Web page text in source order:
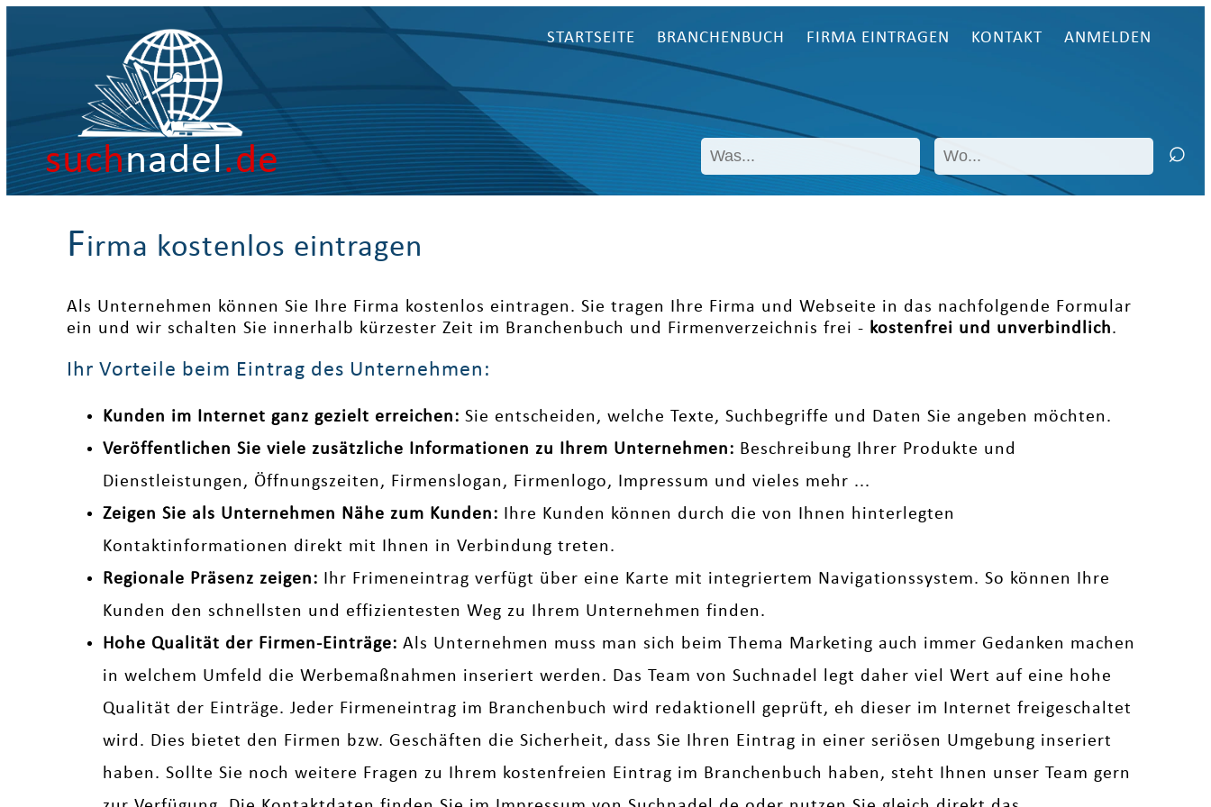
suchnadel.de
STARTSEITE BRANCHENBUCH FIRMA EINTRAGEN KONTAKT ANMELDEN
Firma kostenlos eintragen
Als Unternehmen können Sie Ihre Firma kostenlos eintragen. Sie tragen Ihre Firma und Webseite in das nachfolgende Formular
ein und wir schalten Sie innerhalb kürzester Zeit im Branchenbuch und Firmenverzeichnis frei - kostenfrei und unverbindlich.
Ihr Vorteile beim Eintrag des Unternehmen:
Kunden im Internet ganz gezielt erreichen: Sie entscheiden, welche Texte, Suchbegriffe und Daten Sie angeben möchten.
Veröffentlichen Sie viele zusätzliche Informationen zu Ihrem Unternehmen: Beschreibung Ihrer Produkte und
Dienstleistungen, Öffnungszeiten, Firmenslogan, Firmenlogo, Impressum und vieles mehr ...
Zeigen Sie als Unternehmen Nähe zum Kunden: Ihre Kunden können durch die von Ihnen hinterlegten
Kontaktinformationen direkt mit Ihnen in Verbindung treten.
Regionale Präsenz zeigen: Ihr Frimeneintrag verfügt über eine Karte mit integriertem Navigationssystem. So können Ihre
Kunden den schnellsten und effizientesten Weg zu Ihrem Unternehmen finden.
Hohe Qualität der Firmen-Einträge: Als Unternehmen muss man sich beim Thema Marketing auch immer Gedanken machen
in welchem Umfeld die Werbemaßnahmen inseriert werden. Das Team von Suchnadel legt daher viel Wert auf eine hohe
Qualität der Einträge. Jeder Firmeneintrag im Branchenbuch wird redaktionell geprüft, eh dieser im Internet freigeschaltet
wird. Dies bietet den Firmen bzw. Geschäften die Sicherheit, dass Sie Ihren Eintrag in einer seriösen Umgebung inseriert
haben. Sollte Sie noch weitere Fragen zu Ihrem kostenfreien Eintrag im Branchenbuch haben, steht Ihnen unser Team gern